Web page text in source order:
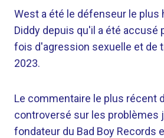
West a été le défenseur le plus
Diddy depuis qu'il a été accusé
fois d'agression sexuelle et de
2023.
Le commentaire le plus récent
controversé sur les problèmes
fondateur du Bad Boy Records